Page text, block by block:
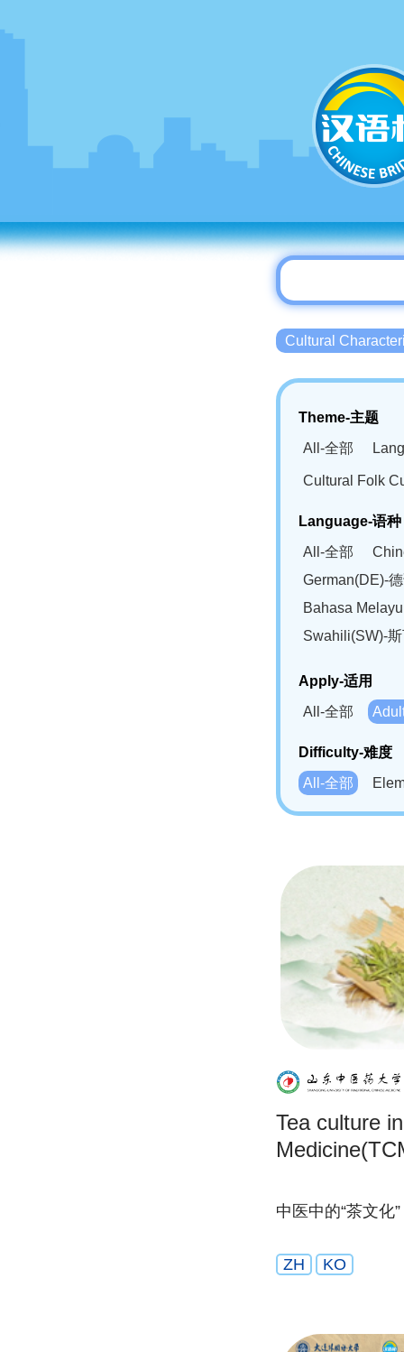
Cultural
Theme-主题
All-全部
Cultural Folk
Language-语种
All-全部
German(DE)-
Bahasa
Swahili(SW)-
Apply-适用
All-全部
Difficulty-难度
All-全部
Tea culture
中医中的“茶文化”
ZH KO